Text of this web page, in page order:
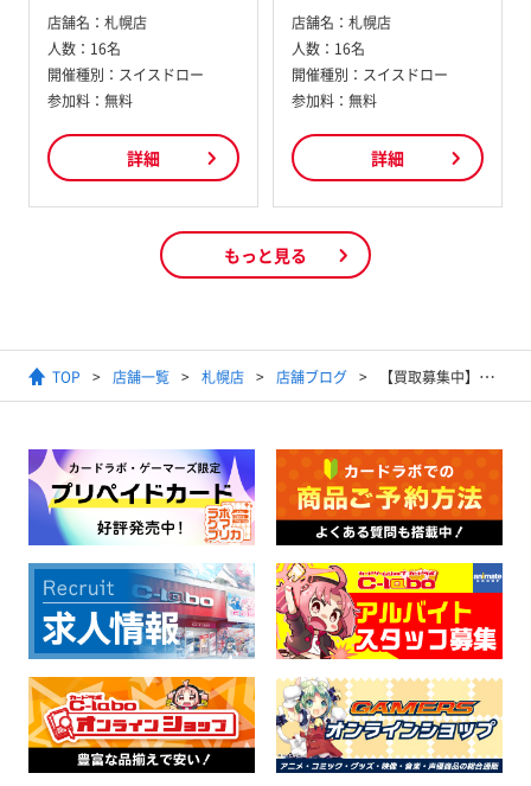
店舗名： 札幌店
人数： 16名
開催種別： スイスドロー
参加料： 無料
詳細
店舗名： 札幌店
人数： 16名
開催種別： スイスドロー
参加料： 無料
詳細
もっと見る
TOP 店舗一覧 札幌店 店舗ブログ 【買取募集中】ポケモンカード SM以降高レアリティ買取情報 10/04更新